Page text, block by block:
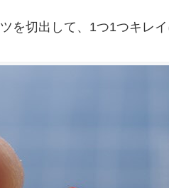
を切出して、1つ1つキレ